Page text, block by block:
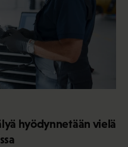
hyödynnetään vielä